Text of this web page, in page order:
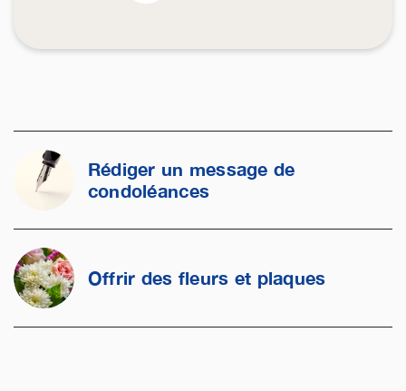
Rédiger un message de
condoléances
Offrir des fleurs et plaques